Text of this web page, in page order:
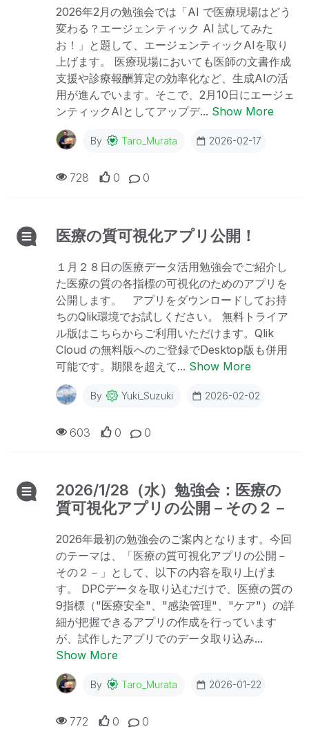
2026年2月の勉強会では「AI で医療現場はどう
変わる？エージェンティック AI 試してみた
お！」と題して、エージェンティックAIを取り
上げます。 医療現場においても医師の文書作成
支援や診療報酬算定の効率化など、生成AIの活
用が進んでいます。そこで、2月10日にエージェ
ンティックAIとしてアップデ... Show More
By Taro_Murata 2026-02-17
0
0
728
医療の質可視化アプリ公開！
１月２８日の医療データ活用勉強会でご紹介し
た医療の質の各指標の可視化のためのアプリを
公開します。 アプリをダウンロードしてお持
ちのQlik環境でお試しください。 無料トライア
ル版はこちらからご利用いただけます。Qlik
Cloud の無料版へのご登録でDesktop版も併用
可能です。期限を超えて... Show More
By Yuki_Suzuki 2026-02-02
0
0
603
2026/1/28（水）勉強会：医療の
質可視化アプリの公開－その２－
2026年最初の勉強会のご案内となります。今回
のテーマは、「医療の質可視化アプリの公開－
その２－」として、以下の内容を取り上げま
す。 DPCデータを取り込むだけで、医療の質の
9指標（"医療安全"、"感染管理"、"ケア"）の詳
細が把握できるアプリの作成を行っています
が、試作したアプリでのデータ取り込み...
Show More
By Taro_Murata 2026-01-22
0
0
772